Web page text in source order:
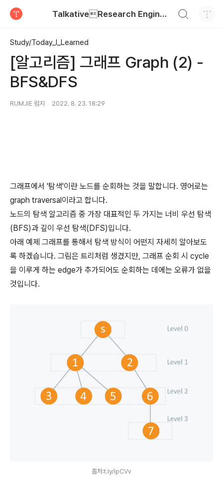
TalkativeResearch Engineer
Study/Today_I_Learned
[알고리즘] 그래프 Graph (2) -
BFS&DFS
RUMJIE 럼지 2022. 8. 23. 18:29
그래프에서 '탐색'이란 노드를 순회하는 것을 말합니다. 영어로는
graph traversal이라고 합니다.
노드의 탐색 알고리즘 중 가장 대표적인 두 가지는 너비 우선 탐색
(BFS)과 깊이 우선 탐색(DFS)입니다.
아래 예제 그래프를 통해서 탐색 방식이 어떤지 자세히 알아보도
록 하겠습니다. 그림은 트리처럼 생겼지만, 그래프 순회 시 cycle
을 이루게 하는 edge가 추가되어도 순회하는 데에는 오류가 없을
것입니다.
출처:t.ly/ipCVv